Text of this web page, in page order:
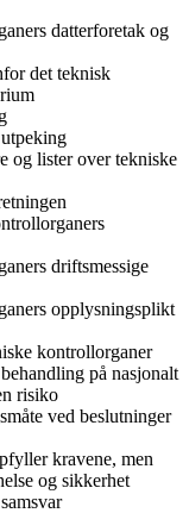
datterforetak og
det teknisk
og lister over tekniske
driftsmessige
opplysningsplikt
kontrollorganer
på nasjonalt
risiko
ved beslutninger
kravene, men
og sikkerhet